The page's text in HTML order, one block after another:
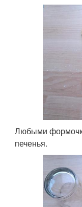
Любыми
печенья.